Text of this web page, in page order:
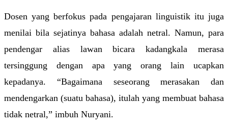
Dosen yang berfokus pada pengajaran linguistik itu juga
menilai bila sejatinya bahasa adalah netral. Namun, para
pendengar alias lawan bicara kadangkala merasa
tersinggung dengan apa yang orang lain ucapkan
kepadanya. “Bagaimana seseorang merasakan dan
mendengarkan (suatu bahasa), itulah yang membuat bahasa
tidak netral,” imbuh Nuryani.